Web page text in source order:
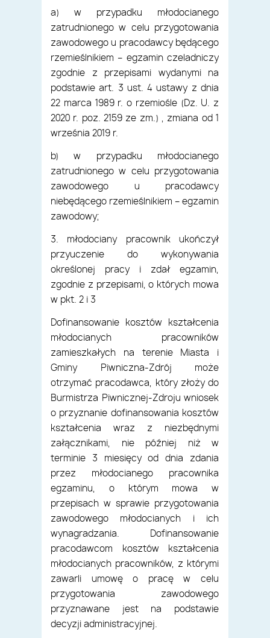
a) w przypadku młodocianego
zatrudnionego w celu przygotowania
zawodowego u pracodawcy będącego
rzemieślnikiem – egzamin czeladniczy
zgodnie z przepisami wydanymi na
podstawie art. 3 ust. 4 ustawy z dnia
22 marca 1989 r. o rzemiośle (Dz. U. z
2020 r. poz. 2159 ze zm.) , zmiana od 1
września 2019 r.
b) w przypadku młodocianego
zatrudnionego w celu przygotowania
zawodowego u pracodawcy
niebędącego rzemieślnikiem – egzamin
zawodowy;
3. młodociany pracownik ukończył
przyuczenie do wykonywania
określonej pracy i zdał egzamin,
zgodnie z przepisami, o których mowa
w pkt. 2 i 3
Dofinansowanie kosztów kształcenia
młodocianych pracowników
zamieszkałych na terenie Miasta i
Gminy Piwniczna-Zdrój może
otrzymać pracodawca, który złoży do
Burmistrza Piwnicznej-Zdroju wniosek
o przyznanie dofinansowania kosztów
kształcenia wraz z niezbędnymi
załącznikami, nie później niż w
terminie 3 miesięcy od dnia zdania
przez młodocianego pracownika
egzaminu, o którym mowa w
przepisach w sprawie przygotowania
zawodowego młodocianych i ich
wynagradzania. Dofinansowanie
pracodawcom kosztów kształcenia
młodocianych pracowników, z którymi
zawarli umowę o pracę w celu
przygotowania zawodowego
przyznawane jest na podstawie
decyzji administracyjnej.